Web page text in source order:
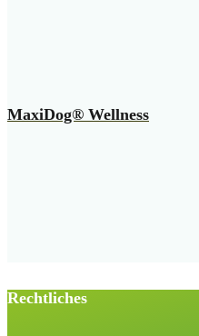
MaxiDog® Wellness
Rechtliches